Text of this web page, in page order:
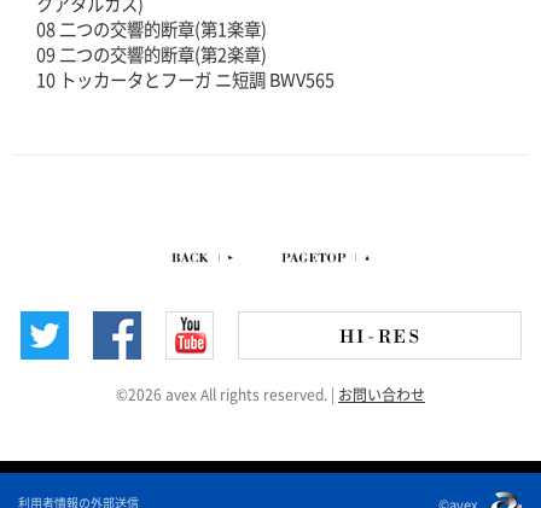
08 二つの交響的断章(第1楽章)
09 二つの交響的断章(第2楽章)
10 トッカータとフーガ ニ短調 BWV565
©2026 avex All rights reserved. お問い合わせ
利用者情報の外部送信 ©avex